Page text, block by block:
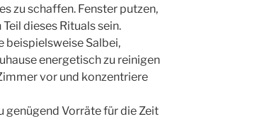
zu schaffen. Fenster putzen,
dieses Rituals sein.
beispielsweise Salbei,
energetisch zu reinigen
vor und konzentriere
genügend Vorräte für die Zeit